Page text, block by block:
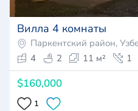
Вилла 4 комнаты
Паркентский район,
4
2 11 м² 1
$160,000
1